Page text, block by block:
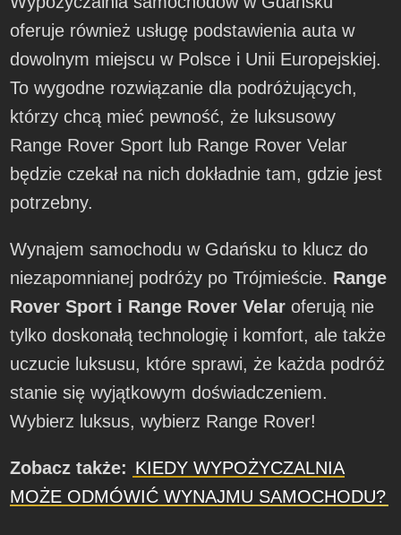
oferuje również usługę podstawienia auta w
dowolnym miejscu w Polsce i Unii Europejskiej.
To wygodne rozwiązanie dla podróżujących,
którzy chcą mieć pewność, że luksusowy
Range Rover Sport lub Range Rover Velar
będzie czekał na nich dokładnie tam, gdzie jest
potrzebny.
Wynajem samochodu w Gdańsku to klucz do
niezapomnianej podróży po Trójmieście. Range
Rover Sport i Range Rover Velaroferują nie
tylko doskonałą technologię i komfort, ale także
uczucie luksusu, które sprawi, że każda podróż
stanie się wyjątkowym doświadczeniem.
Wybierz luksus, wybierz Range Rover!
Zobacz także: KIEDY WYPOŻYCZALNIA
MOŻE ODMÓWIĆ WYNAJMU SAMOCHODU?